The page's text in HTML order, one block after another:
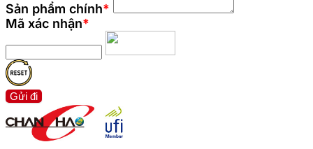
Sản phẩm chính*
Mã xác nhận*
Gửi đi